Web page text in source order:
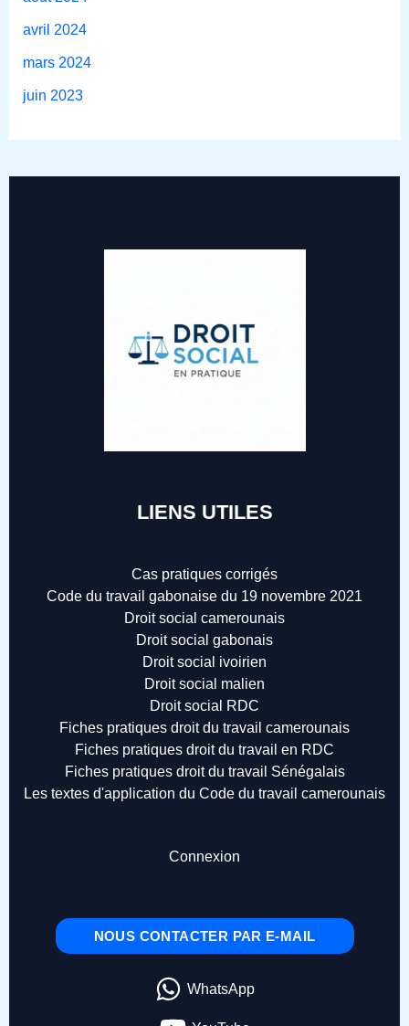
avril 2024
mars 2024
juin 2023
LIENS UTILES
Cas pratiques corrigés
Code du travail gabonaise du 19 novembre 2021
Droit social camerounais
Droit social gabonais
Droit social ivoirien
Droit social malien
Droit social RDC
Fiches pratiques droit du travail camerounais
Fiches pratiques droit du travail en RDC
Fiches pratiques droit du travail Sénégalais
Les textes d'application du Code du travail camerounais
Connexion
NOUS CONTACTER PAR E-MAIL
WhatsApp